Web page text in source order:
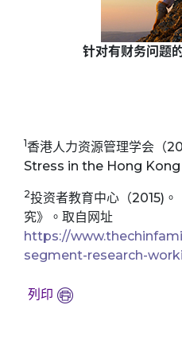
针对有财务问题
1香港人力资源管理学会（
Stress in the Hong Kong
2投资者教育中心（2015)
究》。取自网址
https://
segment-research-
列印